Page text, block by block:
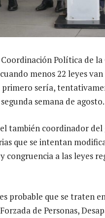
Política de
menos 22 leyes
sería,
semana de agosto.
también coordinador
que se intentan
congruencia a las leyes
probable que se traten
de Personas,